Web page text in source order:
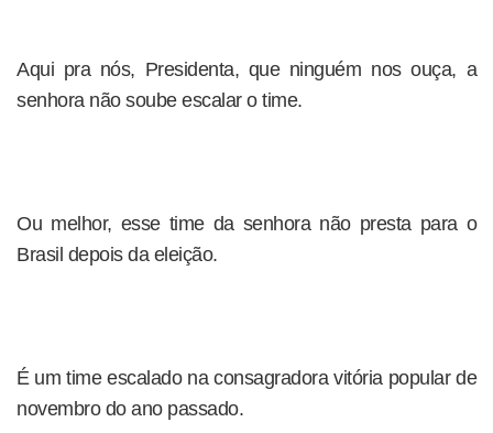
Aqui pra nós, Presidenta, que ninguém nos ouça, a
senhora não soube escalar o time.
Ou melhor, esse time da senhora não presta para o
Brasil depois da eleição.
É um time escalado na consagradora vitória popular de
novembro do ano passado.